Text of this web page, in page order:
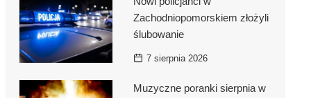
Zachodniopomorskiem złożyli
ślubowanie
7 sierpnia 2026
Muzyczne poranki sierpnia w